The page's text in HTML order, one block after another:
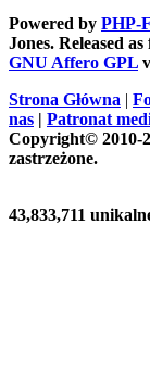
Powered by PHP-
Jones. Released
GNU Affero GPL
Strona Główna |
nas | Patronat
Copyright© 2010-
zastrzeżone.
43,833,711